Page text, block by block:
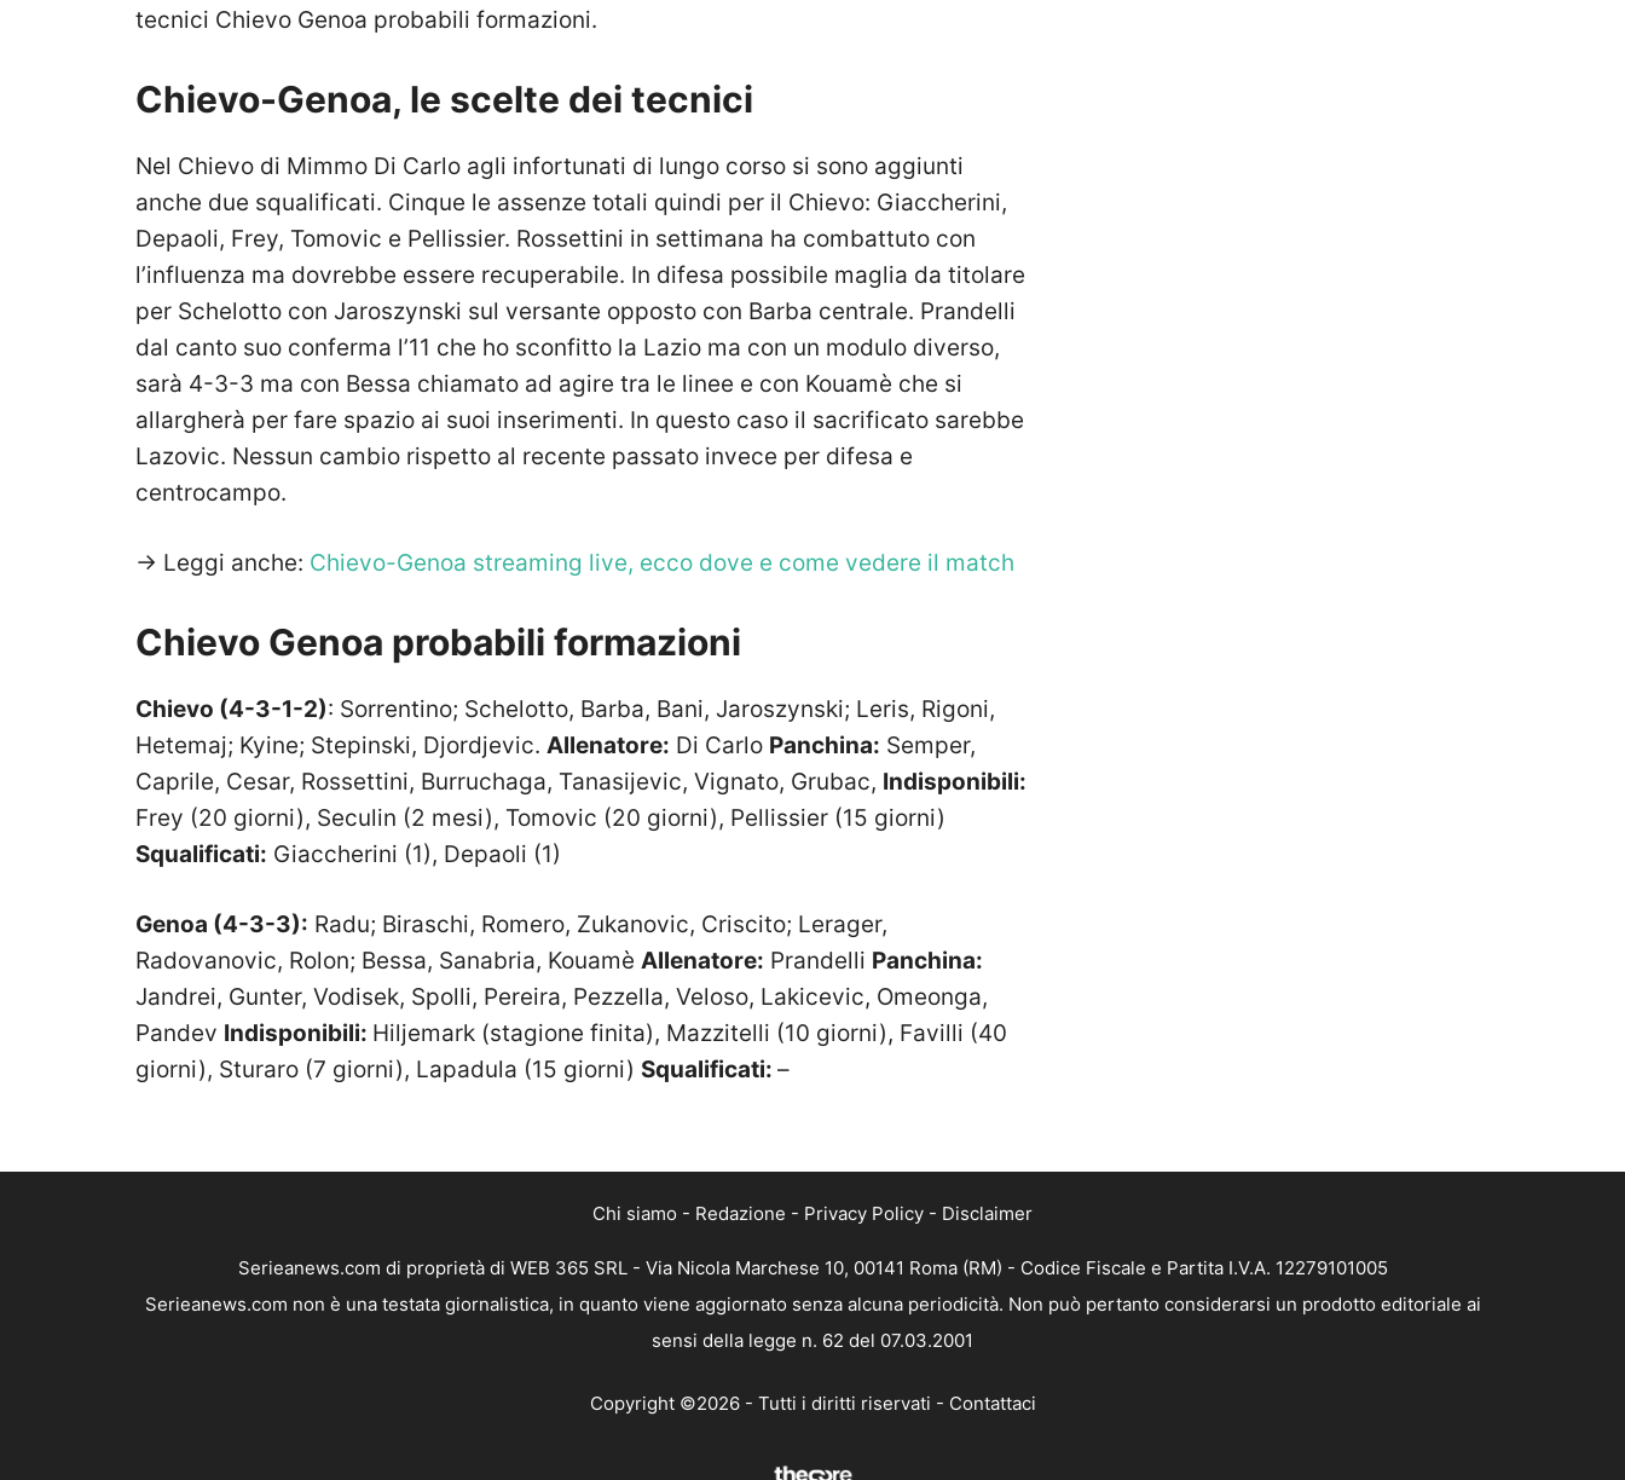
tecnici Chievo Genoa probabili formazioni.
Chievo-Genoa, le scelte dei tecnici
Nel Chievo di Mimmo Di Carlo agli infortunati di lungo corso si sono aggiunti
anche due squalificati. Cinque le assenze totali quindi per il Chievo: Giaccherini,
Depaoli, Frey, Tomovic e Pellissier. Rossettini in settimana ha combattuto con
l’influenza ma dovrebbe essere recuperabile. In difesa possibile maglia da titolare
per Schelotto con Jaroszynski sul versante opposto con Barba centrale. Prandelli
dal canto suo conferma l’11 che ho sconfitto la Lazio ma con un modulo diverso,
sarà 4-3-3 ma con Bessa chiamato ad agire tra le linee e con Kouamè che si
allargherà per fare spazio ai suoi inserimenti. In questo caso il sacrificato sarebbe
Lazovic. Nessun cambio rispetto al recente passato invece per difesa e
centrocampo.
-> Leggi anche: Chievo-Genoa streaming live, ecco dove e come vedere il match
Chievo Genoa probabili formazioni
Chievo (4-3-1-2): Sorrentino; Schelotto, Barba, Bani, Jaroszynski; Leris, Rigoni,
Hetemaj; Kyine; Stepinski, Djordjevic. Allenatore: Di Carlo Panchina: Semper,
Caprile, Cesar, Rossettini, Burruchaga, Tanasijevic, Vignato, Grubac, Indisponibili:
Frey (20 giorni), Seculin (2 mesi), Tomovic (20 giorni), Pellissier (15 giorni)
Squalificati: Giaccherini (1), Depaoli (1)
Genoa (4-3-3): Radu; Biraschi, Romero, Zukanovic, Criscito; Lerager,
Radovanovic, Rolon; Bessa, Sanabria, Kouamè Allenatore: Prandelli Panchina:
Jandrei, Gunter, Vodisek, Spolli, Pereira, Pezzella, Veloso, Lakicevic, Omeonga,
Pandev Indisponibili: Hiljemark (stagione finita), Mazzitelli (10 giorni), Favilli (40
giorni), Sturaro (7 giorni), Lapadula (15 giorni) Squalificati: –
Chi siamo - Redazione - Privacy Policy - Disclaimer
Serieanews.com di proprietà di WEB 365 SRL - Via Nicola Marchese 10, 00141 Roma (RM) - Codice Fiscale e Partita I.V.A. 12279101005
Serieanews.com non è una testata giornalistica, in quanto viene aggiornato senza alcuna periodicità. Non può pertanto considerarsi un prodotto editoriale ai
sensi della legge n. 62 del 07.03.2001
Copyright ©2026 - Tutti i diritti riservati - Contattaci